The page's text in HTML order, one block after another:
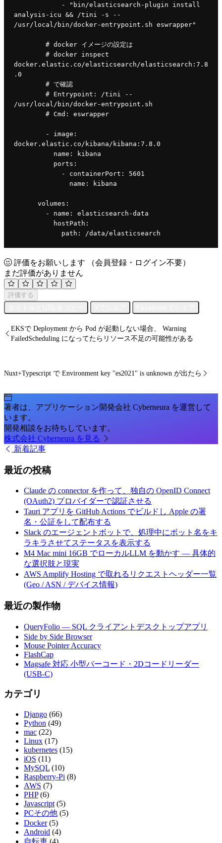
-
"bin/elasticsearch-plugin install
analysis-icu && /tini -s --
/usr/local/bin/docker-entrypoint.sh eswrapper"
# docker イメージの設定は
docker.elastic.co/elasticsearch/elasticsearch:7.8
.0
        # で確認
/usr/local/bin/docker-entrypoint.sh
        # Cmd: eswrapper
- image :
docker.elastic.co/kibana/kibana:7.8.0
name : kibana
ports :
            -
containerPort : 5601
name : kibana
volumes :
        -
name : elasticsearch-data
hostPath :
path : /data/elasticsearch
評価をお願いします
（会員登録・ログイン不要）
まだ評価がありません
評価する
EKSで Deployment から Pod が起動しない場合、 Warning
FailedScheduling になってたらリソース不足の可能性がある
Nuxt+Typescript で Environment key "es2021" is unknown が出たら
著者は、アプリケーション開発会社 Cyberneura を運営して
います。
開発相談をお待ちしています。
株式会社 Cyberneura を見る
新着記事
最近の投稿
Claude の connector を作って、独自の OpenID Connect
(OAuth2) プロバイダーで認証させる
Tauri アプリを GitHub Actions でビルドし Apple の署
名・公証をして配布する
Slack のエージェントボットで、処理中にボット名をキ
ラキラさせてステータスを表示する
M4 Mac mini 16GB でローカルLLM を動かす — 具体的
な選択肢と現実
AWS Amplify Hosting で取れるリクエストヘッダー一覧
(Geo / ASN / デバイス情報)
最近の製作物
QueryFolio — SQL クライアントデスクトップアプリ
Side by Side Browser
Mouse Pointer Accuracy
FlashCap
Magsafe 対応 小型バーコード・2Dコードリーダー
(USB-C)
カテゴリ
Django (66)
Python (49)
mac (22)
Linux (17)
kubernetes (15)
iOS (11)
MySQL (10)
Raspberry-Pi (8)
AWS (7)
PHP (6)
Javascript (5)
PCその他 (5)
Docker (5)
Android (4)